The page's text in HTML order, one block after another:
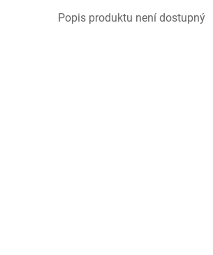
Popis produktu není dostupný